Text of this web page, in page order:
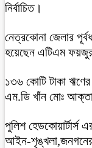
নির্বাচিত।
নেত্রকোনা জেলার
হয়েছেন এটিএম
১৩৬ কোটি টাকা
এম.ডি খাঁন মোঃ
পুলিশ হেডকোয়ার্টার্স
আইন-শৃঙ্খলা,জনগনের